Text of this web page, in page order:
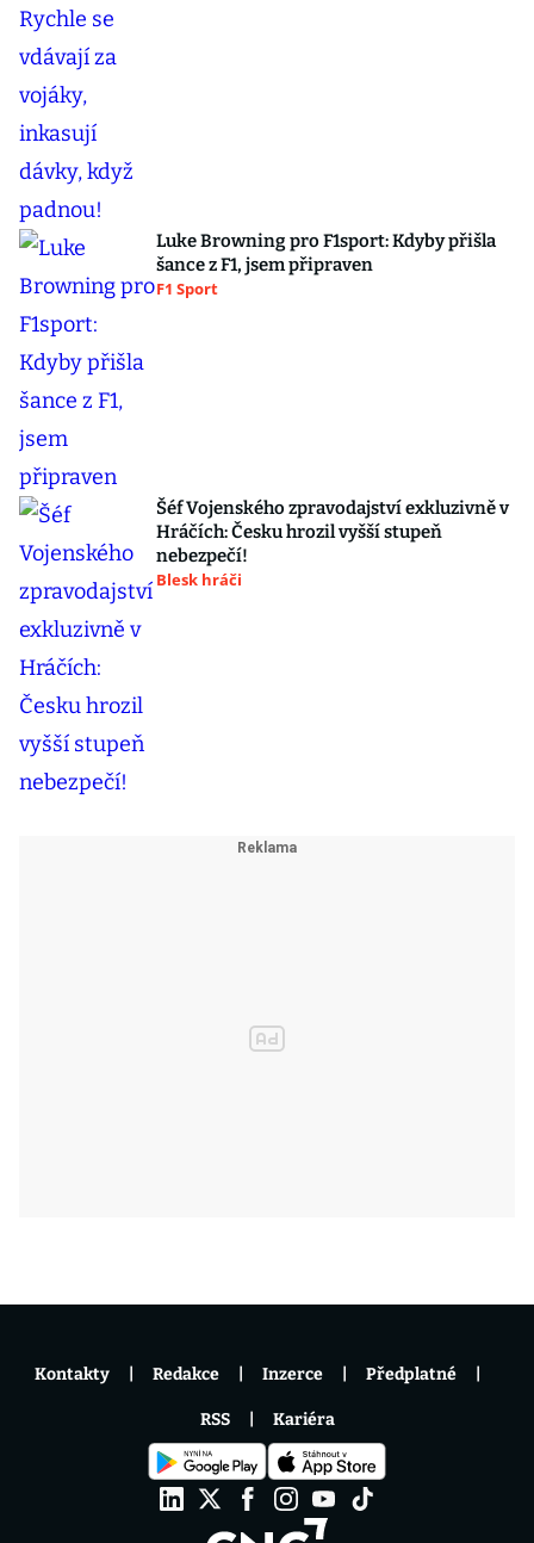
Luke Browning pro F1sport: Kdyby přišla
šance z F1, jsem připraven
F1 Sport
Šéf Vojenského zpravodajství exkluzivně v
Hráčích: Česku hrozil vyšší stupeň
nebezpečí!
Blesk hráči
Kontakty Redakce Inzerce Předplatné
RSS Kariéra